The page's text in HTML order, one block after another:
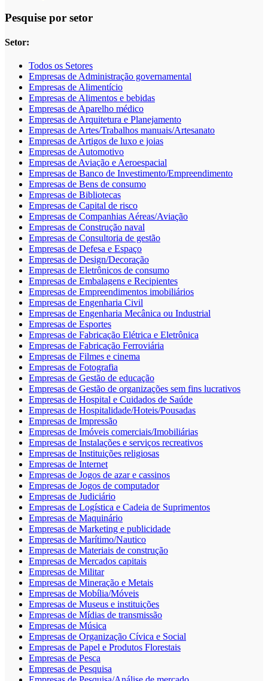
Pesquise por setor
Setor:
Todos os Setores
Empresas de Administração governamental
Empresas de Alimentício
Empresas de Alimentos e bebidas
Empresas de Aparelho médico
Empresas de Arquitetura e Planejamento
Empresas de Artes/Trabalhos manuais/Artesanato
Empresas de Artigos de luxo e joias
Empresas de Automotivo
Empresas de Aviação e Aeroespacial
Empresas de Banco de Investimento/Empreendimento
Empresas de Bens de consumo
Empresas de Bibliotecas
Empresas de Capital de risco
Empresas de Companhias Aéreas/Aviação
Empresas de Construção naval
Empresas de Consultoria de gestão
Empresas de Defesa e Espaço
Empresas de Design/Decoração
Empresas de Eletrônicos de consumo
Empresas de Embalagens e Recipientes
Empresas de Empreendimentos imobiliários
Empresas de Engenharia Civil
Empresas de Engenharia Mecânica ou Industrial
Empresas de Esportes
Empresas de Fabricação Elétrica e Eletrônica
Empresas de Fabricação Ferroviária
Empresas de Filmes e cinema
Empresas de Fotografia
Empresas de Gestão de educação
Empresas de Gestão de organizações sem fins lucrativos
Empresas de Hospital e Cuidados de Saúde
Empresas de Hospitalidade/Hoteis/Pousadas
Empresas de Impressão
Empresas de Imóveis comerciais/Imobiliárias
Empresas de Instalações e serviços recreativos
Empresas de Instituições religiosas
Empresas de Internet
Empresas de Jogos de azar e cassinos
Empresas de Jogos de computador
Empresas de Judiciário
Empresas de Logística e Cadeia de Suprimentos
Empresas de Maquinário
Empresas de Marketing e publicidade
Empresas de Marítimo/Nautico
Empresas de Materiais de construção
Empresas de Mercados capitais
Empresas de Militar
Empresas de Mineração e Metais
Empresas de Mobília/Móveis
Empresas de Museus e instituições
Empresas de Mídias de transmissão
Empresas de Música
Empresas de Organização Cívica e Social
Empresas de Papel e Produtos Florestais
Empresas de Pesca
Empresas de Pesquisa